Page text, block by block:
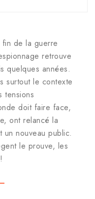
de la guerre
retrouve
quelques années.
surtout le contexte
tensions
doit faire face,
ont relancé la
nouveau public.
le prouve, les